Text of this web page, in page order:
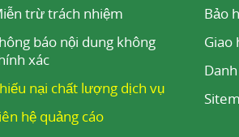
là các chất tự nhiên, không
apocrine và tuyến bã nhờn là
là các quá trình tự nhiên điều
này được tạo ra để thu
liên quan đến sự hấp dẫn tình
trừ trách nhiệm
báo nội dung không
xác
nại chất lượng dịch vụ
hệ quảng cáo
Bảo
Giao